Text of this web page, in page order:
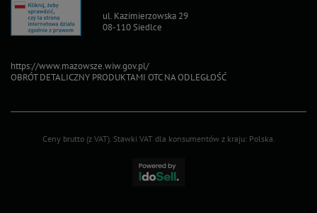
ul. Kazimierzowska 29
08-110 Siedlce
https://www.mazowsze.wiw.gov.pl/
OBRÓT DETALICZNY PRODUKTAMI OTC NA ODLEGŁOŚĆ
Ceny brutto (z VAT). Stawki VAT dla konsumentów z kraju: Polska